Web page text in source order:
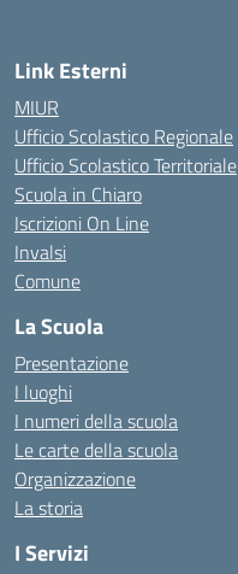
Link Esterni
MIUR
Ufficio Scolastico Regionale
Ufficio Scolastico Territoriale
Scuola in Chiaro
Iscrizioni On Line
Invalsi
Comune
La Scuola
Presentazione
I luoghi
I numeri della scuola
Le carte della scuola
Organizzazione
La storia
I Servizi